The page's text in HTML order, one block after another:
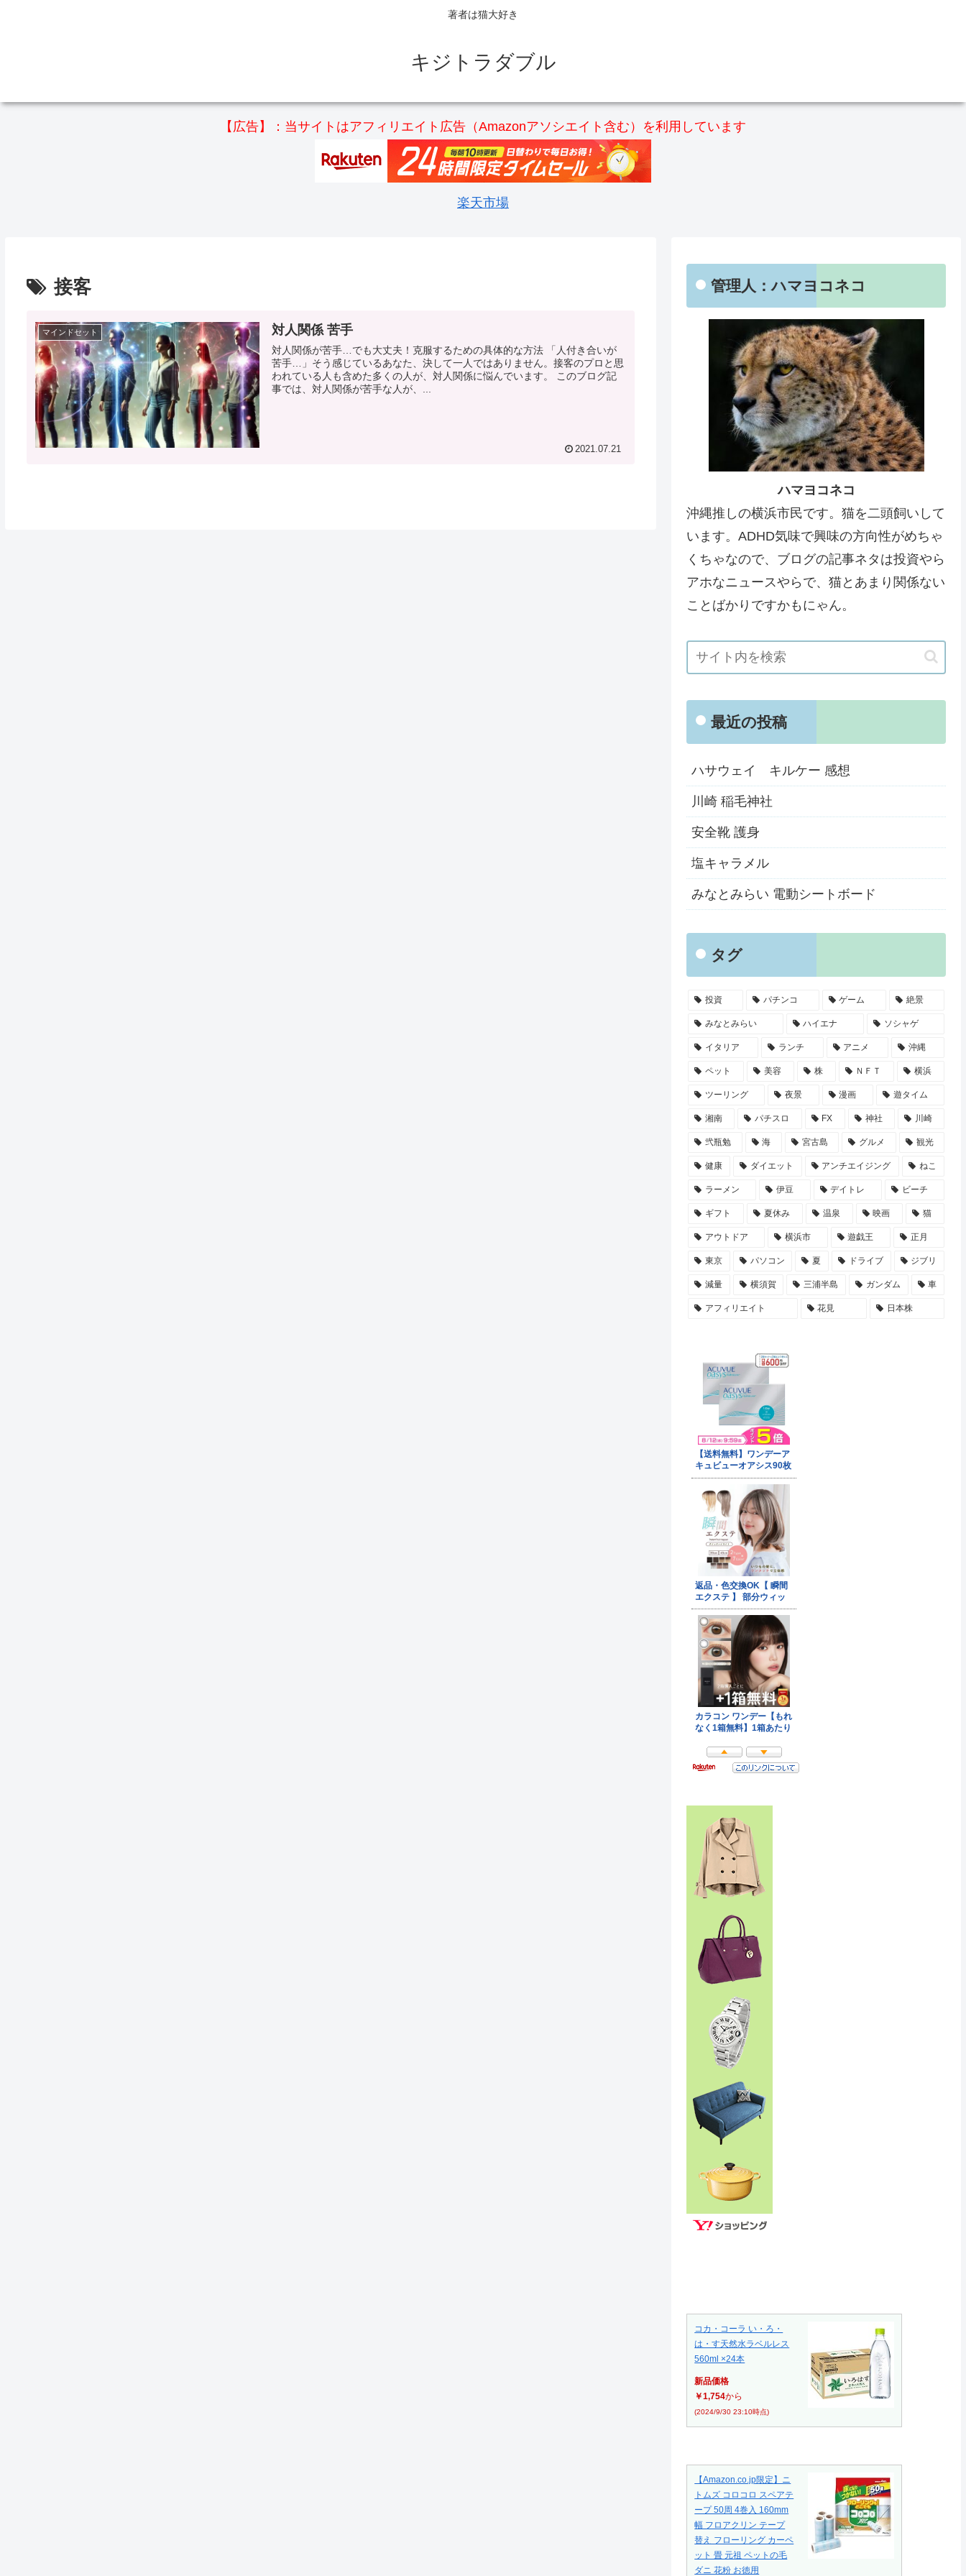
著者は猫大好き
キジトラダブル
【広告】：当サイトはアフィリエイト広告（Amazonアソシエイト含む）を利用しています
楽天市場
接客
マインドセット 対人関係 苦手
対人関係が苦手…でも大丈夫！克服するための具体的な方法 「人付き合いが
苦手…」そう感じているあなた、決して一人ではありません。接客のプロと思
われている人も含めた多くの人が、対人関係に悩んでいます。 このブログ記
事では、対人関係が苦手な人が、...
2021.07.21
管理人：ハマヨコネコ
ハマヨコネコ
沖縄推しの横浜市民です。猫を二頭飼いして
います。ADHD気味で興味の方向性がめちゃ
くちゃなので、ブログの記事ネタは投資やら
アホなニュースやらで、猫とあまり関係ない
ことばかりですかもにゃん。
最近の投稿
ハサウェイ キルケー 感想
川崎 稲毛神社
安全靴 護身
塩キャラメル
みなとみらい 電動シートボード
タグ
投資 パチンコ ゲーム 絶景
みなとみらい ハイエナ ソシャゲ
イタリア ランチ アニメ 沖縄
ペット 美容 株 ＮＦＴ 横浜
ツーリング 夜景 漫画 遊タイム
湘南 パチスロ FX 神社 川崎
弐瓶勉 海 宮古島 グルメ 観光
健康 ダイエット アンチエイジング ねこ
ラーメン 伊豆 デイトレ ビーチ
ギフト 夏休み 温泉 映画 猫
アウトドア 横浜市 遊戯王 正月
東京 パソコン 夏 ドライブ ジブリ
減量 横須賀 三浦半島 ガンダム 車
アフィリエイト 花見 日本株
コカ・コーラ い・ろ・
は・す天然水ラベルレス
560ml ×24本
新品価格
￥1,754から
(2024/9/30 23:10時点)
【Amazon.co.jp限定】ニ
トムズ コロコロ スペアテ
ープ 50周 4巻入 160mm
幅 フロアクリン テープ
替え フローリング カーペ
ット 畳 元祖 ペットの毛
ダニ 花粉 お徳用